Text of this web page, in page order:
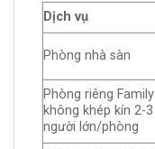
Dịch vụ
Phòng nhà sàn
Phòng riêng Family
không khép kín 2-3
người lớn/phòng